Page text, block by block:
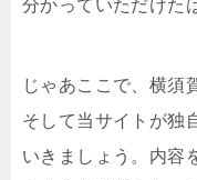
分かっていただけた
じゃあここで、横須
そして当サイトが独
いきましょう。内容